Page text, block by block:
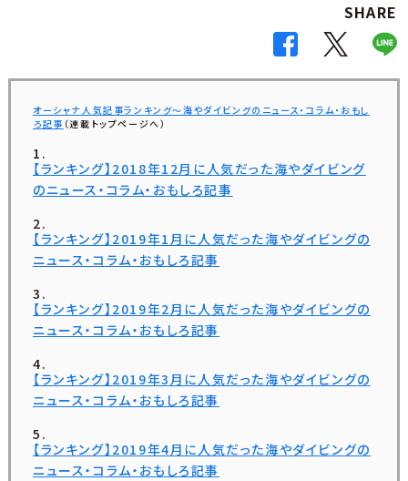
SHARE
オーシャナ人気記事ランキング～海やダイビングのニュース・コラム・おもし
ろ記事 （連載トップページへ）
【ランキング】2018年12月に人気だった海やダイビング
のニュース・コラム・おもしろ記事
【ランキング】2019年1月に人気だった海やダイビングの
ニュース・コラム・おもしろ記事
【ランキング】2019年2月に人気だった海やダイビングの
ニュース・コラム・おもしろ記事
【ランキング】2019年3月に人気だった海やダイビングの
ニュース・コラム・おもしろ記事
【ランキング】2019年4月に人気だった海やダイビングの
ニュース・コラム・おもしろ記事